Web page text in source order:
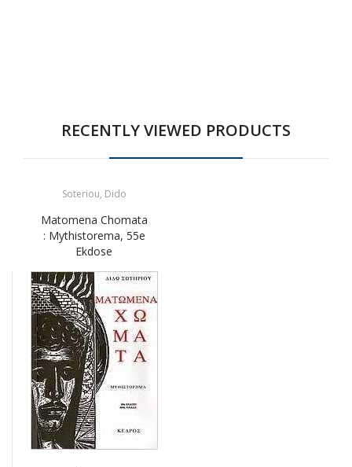
RECENTLY VIEWED PRODUCTS
Soteriou, Dido
Matomena Chomata
: Mythistorema, 55e
Ekdose